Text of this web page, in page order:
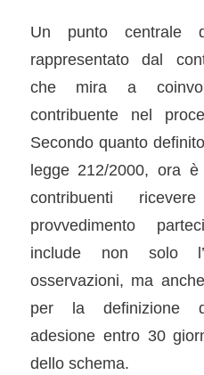
Un punto centrale
rappresentato dal
che mira a
contribuente nel
Secondo quanto
legge 212/2000, ora
contribuenti
provvedimento
include non solo
osservazioni, ma
per la definizione
adesione entro 30
dello schema.